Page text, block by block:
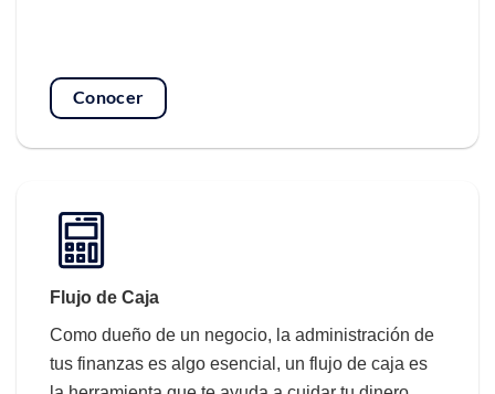
Conocer
Flujo de Caja
Como dueño de un negocio, la administración de
tus finanzas es algo esencial, un flujo de caja es